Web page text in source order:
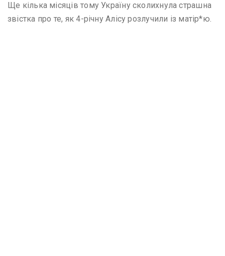
Ще кілька місяців тому Україну сколихнула страшна
звістка про те, як 4-річну Алісу розлучили із матір*ю.